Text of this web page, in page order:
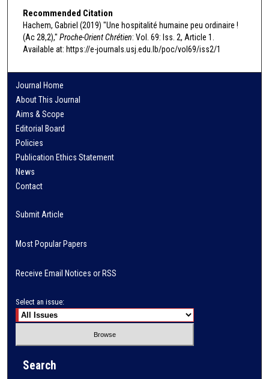
Recommended Citation
Hachem, Gabriel (2019) "Une hospitalité humaine peu ordinaire !
(Ac 28,2)," Proche-Orient Chrétien: Vol. 69: Iss. 2, Article 1.
Available at: https://e-journals.usj.edu.lb/poc/vol69/iss2/1
Journal Home
About This Journal
Aims & Scope
Editorial Board
Policies
Publication Ethics Statement
News
Contact
Submit Article
Most Popular Papers
Receive Email Notices or RSS
Select an issue:
Search